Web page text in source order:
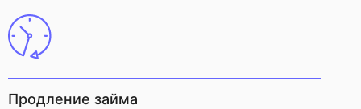
Продление займа